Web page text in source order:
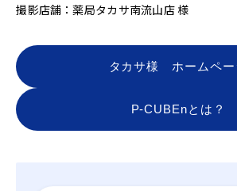
撮影店舗：薬局タカサ南流山店 様
タカサ様 ホームペー
P-CUBEnとは？